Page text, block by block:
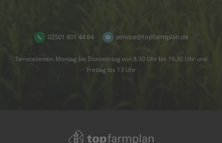
02501 801 44 84 service@topfarmplan.de
Servicezeiten: Montag bis Donnerstag von 8:30 Uhr bis 16:30 Uhr und
Freitag bis 13 Uhr